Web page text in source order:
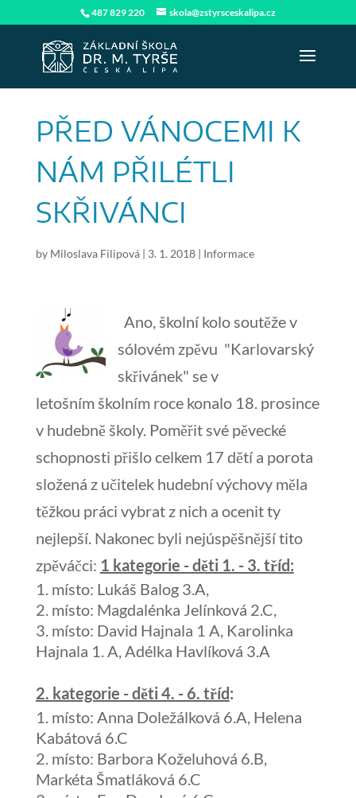
487 829 220 skola@zstyrsceskalipa.cz
PŘED VÁNOCEMI K
NÁM PŘILÉTLI
SKŘIVÁNCI
by Miloslava Filipová| 3. 1. 2018| Informace
Ano, školní kolo soutěže v
sólovém zpěvu "Karlovarský
skřivánek" se v
letošním školním roce konalo 18. prosince
v hudebně školy. Poměřit své pěvecké
schopnosti přišlo celkem 17 dětí a porota
složená z učitelek hudební výchovy měla
těžkou práci vybrat z nich a ocenit ty
nejlepší. Nakonec byli nejúspěšnější tito
zpěváčci: 1 kategorie - děti 1. - 3. tříd:
místo: Lukáš Balog 3.A,
místo: Magdalénka Jelínková 2.C,
místo: David Hajnala 1 A, Karolinka
Hajnala 1. A, Adélka Havlíková 3.A
2. kategorie - děti 4. - 6. tříd:
místo: Anna Doležálková 6.A, Helena
Kabátová 6.C
místo: Barbora Koželuhová 6.B,
Markéta Šmatláková 6.C